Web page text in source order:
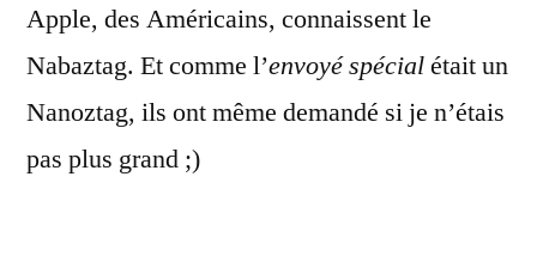
Apple, des Américains, connaissent le
Nabaztag. Et comme l’envoyé spécialétait un
Nanoztag, ils ont même demandé si je n’étais
pas plus grand ;)